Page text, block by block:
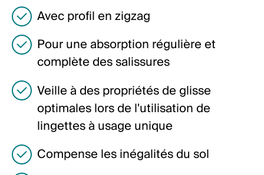
English
Allemagne
Deutsch
English
Suède
Svenska
Avec profil en zigzag
Pour une absorption régulière et
complète des salissures
Veille à des propriétés de glisse
optimales lors de l'utilisation de
lingettes à usage unique
Compense les inégalités du sol